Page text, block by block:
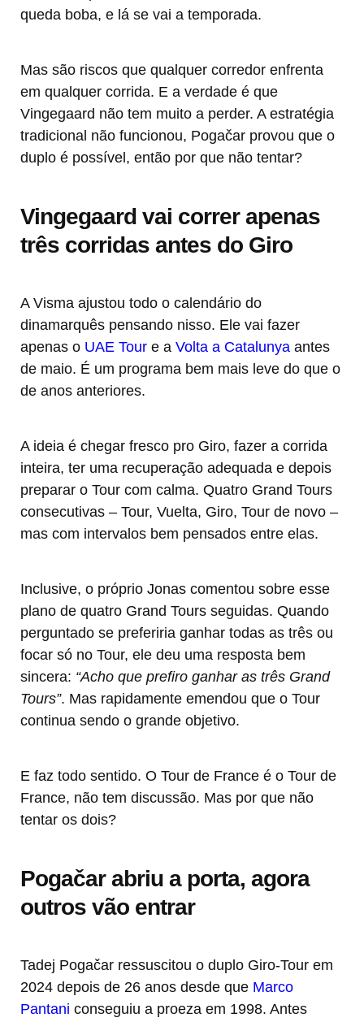
queda boba, e lá se vai a temporada.
Mas são riscos que qualquer corredor enfrenta
em qualquer corrida. E a verdade é que
Vingegaard não tem muito a perder. A estratégia
tradicional não funcionou, Pogačar provou que o
duplo é possível, então por que não tentar?
Vingegaard vai correr apenas
três corridas antes do Giro
A Visma ajustou todo o calendário do
dinamarquês pensando nisso. Ele vai fazer
apenas o UAE Tour e a Volta a Catalunya antes
de maio. É um programa bem mais leve do que o
de anos anteriores.
A ideia é chegar fresco pro Giro, fazer a corrida
inteira, ter uma recuperação adequada e depois
preparar o Tour com calma. Quatro Grand Tours
consecutivas – Tour, Vuelta, Giro, Tour de novo –
mas com intervalos bem pensados entre elas.
Inclusive, o próprio Jonas comentou sobre esse
plano de quatro Grand Tours seguidas. Quando
perguntado se preferiria ganhar todas as três ou
focar só no Tour, ele deu uma resposta bem
sincera: “Acho que prefiro ganhar as três Grand
Tours”. Mas rapidamente emendou que o Tour
continua sendo o grande objetivo.
E faz todo sentido. O Tour de France é o Tour de
France, não tem discussão. Mas por que não
tentar os dois?
Pogačar abriu a porta, agora
outros vão entrar
Tadej Pogačar ressuscitou o duplo Giro-Tour em
2024 depois de 26 anos desde que Marco
Pantani conseguiu a proeza em 1998. Antes